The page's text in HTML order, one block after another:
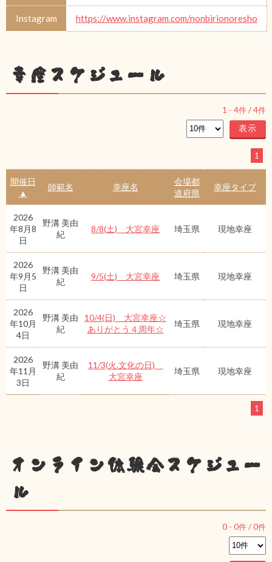
Instagram https://www.instagram.com/nonbirionoresho
幸座スケジュール
1 - 4件 /4件
1
開催日
▲
師範名 幸座名
会場都
道府県
幸座タイプ
2026
年8月8
日
野溝 美由
紀
8/8(土) 大宮幸座 埼玉県 現地幸座
2026
年9月5
日
野溝 美由
紀
9/5(土) 大宮幸座 埼玉県 現地幸座
2026
年10月
4日
野溝 美由
紀
10/4(日) 大宮幸座☆
ありがとう４周年☆
埼玉県 現地幸座
2026
年11月
3日
野溝 美由
紀
11/3(火.文化の日)
大宮幸座
埼玉県 現地幸座
1
オンライン体験会スケジュー
ル
0 - 0件 /0件